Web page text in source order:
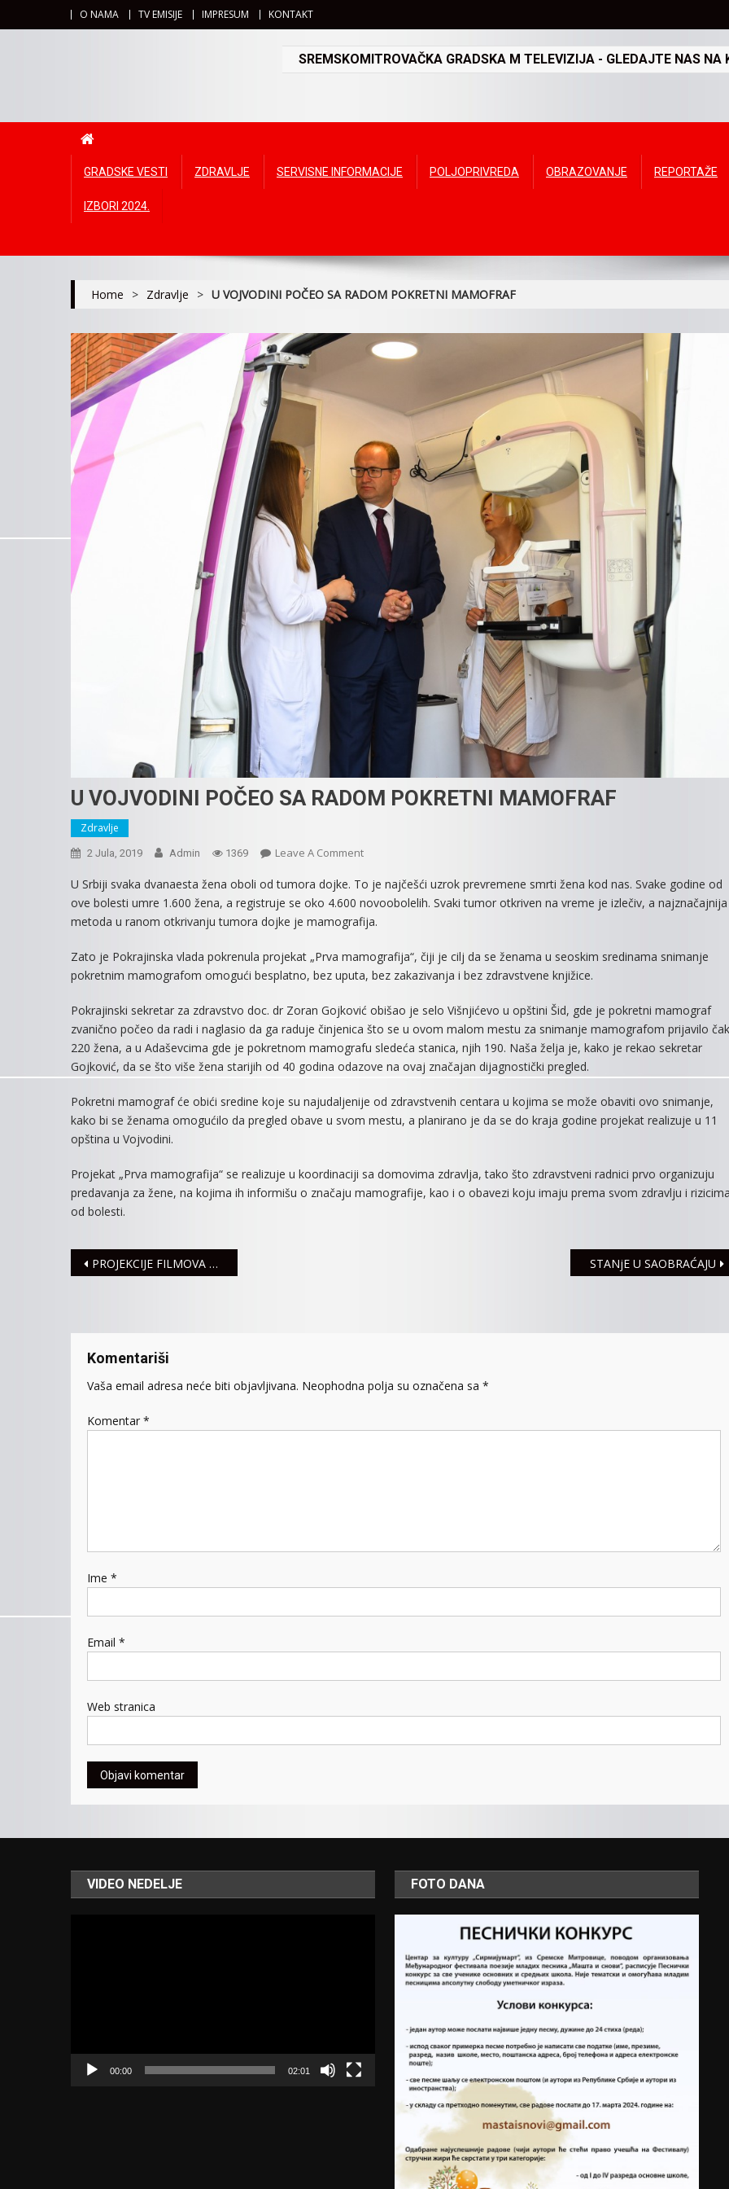
O NAMA TV EMISIJE IMPRESUM KONTAKT
SREMSKOMITROVAČKA GRADSKA M TELEVIZIJA - GLEDAJTE NAS
GRADSKE VESTI ZDRAVLJE SERVISNE INFORMACIJE POLJOPRIVREDA OBRAZOVANJE REPORTAŽE
IZBORI 2024.
Home > Zdravlje > U VOJVODINI POČEO SA RADOM POKRETNI MAMOFRAF
U VOJVODINI POČEO SA RADOM POKRETNI MAMOFRAF
Zdravlje
2 Jula, 2019 Admin 1369 Leave A CommentOn
VOJVODINI
POČEO
SA
POKRETNI
MAMOFRAF
U Srbiji svaka dvanaesta žena oboli od tumora dojke. To je najčešći uzrok prevremene smrti žena kod nas. Svake godine od
ove bolesti umre 1.600 žena, a registruje se oko 4.600 novoobolelih. Svaki tumor otkriven na vreme je izlečiv, a najznačajnija
metoda u ranom otkrivanju tumora dojke je mamografija.
Zato je Pokrajinska vlada pokrenula projekat „Prva mamografija“, čiji je cilj da se ženama u seoskim sredinama snimanje
pokretnim mamografom omogući besplatno, bez uputa, bez zakazivanja i bez zdravstvene knjižice.
Pokrajinski sekretar za zdravstvo doc. dr Zoran Gojković obišao je selo Višnjićevo u opštini Šid, gde je pokretni mamograf
zvanično počeo da radi i naglasio da ga raduje činjenica što se u ovom malom mestu za snimanje mamografom prijavilo čak
220 žena, a u Adaševcima gde je pokretnom mamografu sledeća stanica, njih 190. Naša želja je, kako je rekao sekretar
Gojković, da se što više žena starijih od 40 godina odazove na ovaj značajan dijagnostički pregled.
Pokretni mamograf će obići sredine koje su najudaljenije od zdravstvenih centara u kojima se može obaviti ovo snimanje,
kako bi se ženama omogućilo da pregled obave u svom mestu, a planirano je da se do kraja godine projekat realizuje u 11
opština u Vojvodini.
Projekat „Prva mamografija“ se realizuje u koordinaciji sa domovima zdravlja, tako što zdravstveni radnici prvo organizuju
predavanja za žene, na kojima ih informišu o značaju mamografije, kao i o obavezi koju imaju prema svom zdravlju i
od bolesti.
Navigacija
PROJEKCIJE FILMOVA POČETKOM JULA U MITROVICI STANjE U SAOBRAĆAJU
Komentariši
Vaša email adresa neće biti objavljivana. Neophodna polja su označena sa *
Komentar *
Ime *
Email *
Web stranica
VIDEO NEDELJE
00:00 02:01
FOTO DANA